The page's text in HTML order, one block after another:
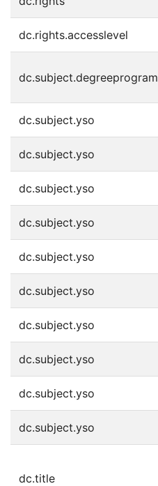
dc.rights.accesslevel
dc.subject.degreeprogram
dc.subject.yso
dc.subject.yso
dc.subject.yso
dc.subject.yso
dc.subject.yso
dc.subject.yso
dc.subject.yso
dc.subject.yso
dc.subject.yso
dc.subject.yso
dc.title